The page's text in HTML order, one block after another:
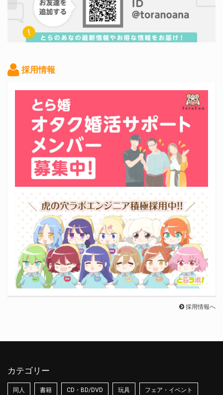
採用情報
採用情報へ
カテゴリー
同人 書籍 CD・BD/DVD 玩具 フェア・イベント